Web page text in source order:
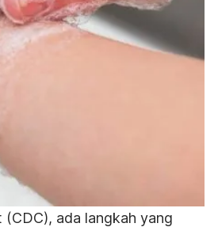
ada langkah yang